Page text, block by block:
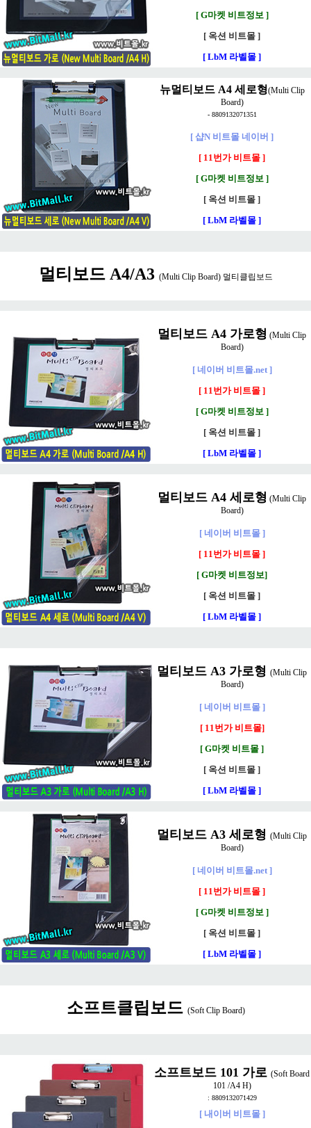
[ G마켓 비트정보 ]
[ 옥션 비트몰 ]
[ LbM 라벨몰 ]
뉴멀티보드 A4 세로형(Multi Clip
Board)
- 8809132071351
[ 샵N 비트몰 네이버 ]
[ 11번가 비트몰 ]
[ G마켓 비트정보 ]
[ 옥션 비트몰 ]
[ LbM 라벨몰 ]
멀티보드 A4/A3 (Multi Clip Board) 멀티클립보드
멀티보드 A4 가로형 (Multi Clip
Board)
[ 네이버 비트몰.net ]
[ 11번가 비트몰 ]
[ G마켓 비트정보 ]
[ 옥션 비트몰 ]
[ LbM 라벨몰 ]
멀티보드 A4 세로형 (Multi Clip
Board)
[ 네이버 비트몰 ]
[ 11번가 비트몰 ]
[ G마켓 비트정보]
[ 옥션 비트몰 ]
[ LbM 라벨몰 ]
멀티보드 A3 가로형 (Multi Clip
Board)
[ 네이버 비트몰 ]
[ 11번가 비트몰]
[ G마켓 비트몰 ]
[ 옥션 비트몰 ]
[ LbM 라벨몰 ]
멀티보드 A3 세로형 (Multi Clip
Board)
[ 네이버 비트몰.net ]
[ 11번가 비트몰 ]
[ G마켓 비트정보 ]
[ 옥션 비트몰 ]
[ LbM 라벨몰 ]
소프트클립보드 (Soft Clip Board)
소프트보드 101 가로 (Soft Board
101 /A4 H)
: 8809132071429
[ 내이버 비트몰 ]